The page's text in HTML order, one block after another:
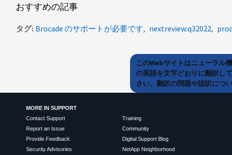
おすすめの記事
タグ Brocade のサポートが必要です nextreview:q32022
このWebサイトはニューラル
の英語を文字どおりに翻訳し
さい。翻訳の問題や誤訳につ
MORE IN SUPPORT
Contact Support
Report an Issue
Provide Feedback
Security Advisories
Training
Community
Digital Support Blog
NetApp Neighborhood